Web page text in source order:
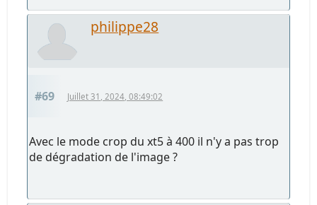
philippe28
#69 Juillet 31, 2024, 08:49:02
Avec le mode crop du xt5 à 400 il n'y a pas trop
de dégradation de l'image ?